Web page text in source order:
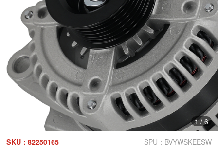
1/ 6
SKU：82250165
SPU：BVYWSKEESW